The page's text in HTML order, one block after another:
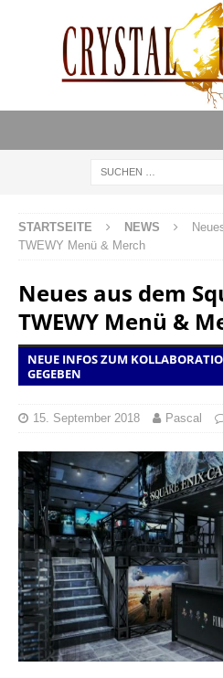
STARTSEITE NEWS
TWEWY Menü & Merch
Neues aus dem
TWEWY Menü &
NEUE INFOS ZUM
GEGEBEN
15. September 2018 Pascal